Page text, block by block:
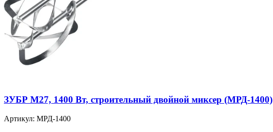
ЗУБР М27, 1400 Вт, строительный двойной миксер (МРД-1400)
Артикул: МРД-1400